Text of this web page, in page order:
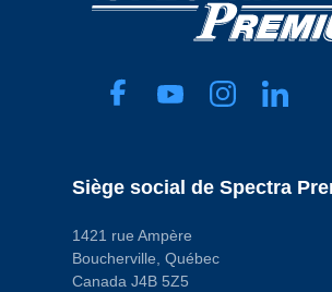
Siège social de Spectra
1421 rue Ampère
Boucherville, Québec
Canada J4B 5Z5